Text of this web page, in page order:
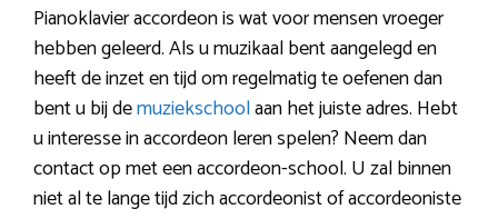
Pianoklavier accordeon is wat voor mensen vroeger
hebben geleerd. Als u muzikaal bent aangelegd en
heeft de inzet en tijd om regelmatig te oefenen dan
bent u bij demuziekschoolaan het juiste adres. Hebt
u interesse in accordeon leren spelen? Neem dan
contact op met een accordeon-school. U zal binnen
niet al te lange tijd zich accordeonist of accordeoniste